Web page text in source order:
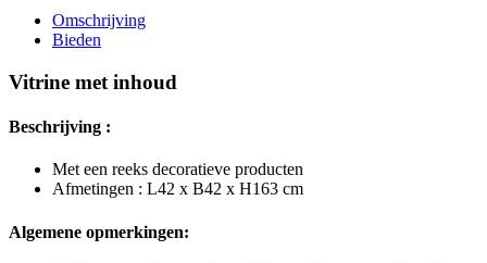
Omschrijving
Bieden
Vitrine met inhoud
Beschrijving :
Met een reeks decoratieve producten
Afmetingen : L42 x B42 x H163 cm
Algemene opmerkingen: